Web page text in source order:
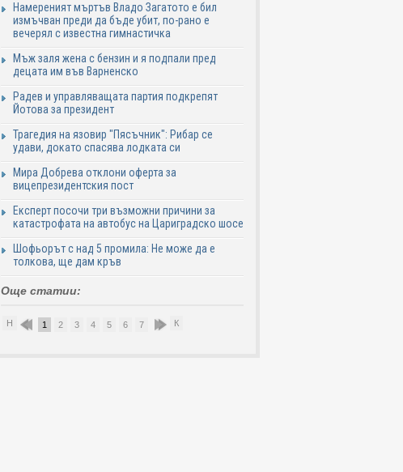
Намереният мъртъв Владо Загатото е бил
измъчван преди да бъде убит, по-рано е
вечерял с известна гимнастичка
Мъж заля жена с бензин и я подпали пред
децата им във Варненско
Радев и управляващата партия подкрепят
Йотова за президент
Трагедия на язовир "Пясъчник": Рибар се
удави, докато спасява лодката си
Мира Добрева отклони оферта за
вицепрезидентския пост
Експерт посочи три възможни причини за
катастрофата на автобус на Цариградско шосе
Шофьорът с над 5 промила: Не може да е
толкова, ще дам кръв
Още статии:
Н 1 2 3 4 5 6 7 8 9К